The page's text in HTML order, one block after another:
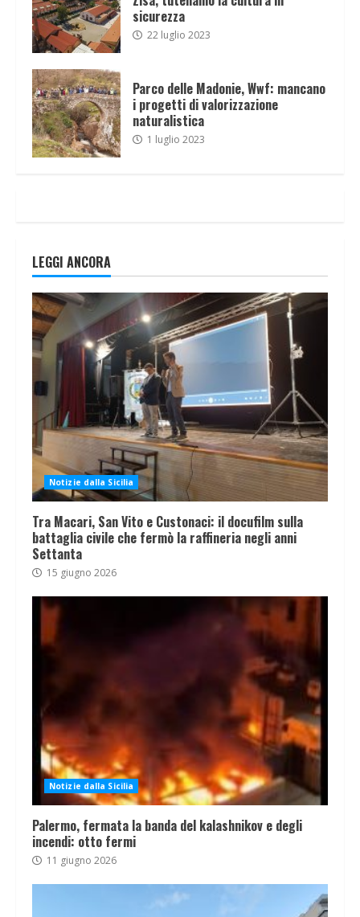
sicurezza
22 luglio 2023
Parco delle Madonie, Wwf: mancano
i progetti di valorizzazione
naturalistica
1 luglio 2023
LEGGI ANCORA
Notizie dalla Sicilia
Tra Macari, San Vito e Custonaci: il docufilm sulla
battaglia civile che fermò la raffineria negli anni
Settanta
15 giugno 2026
Notizie dalla Sicilia
Palermo, fermata la banda del kalashnikov e degli
incendi: otto fermi
11 giugno 2026